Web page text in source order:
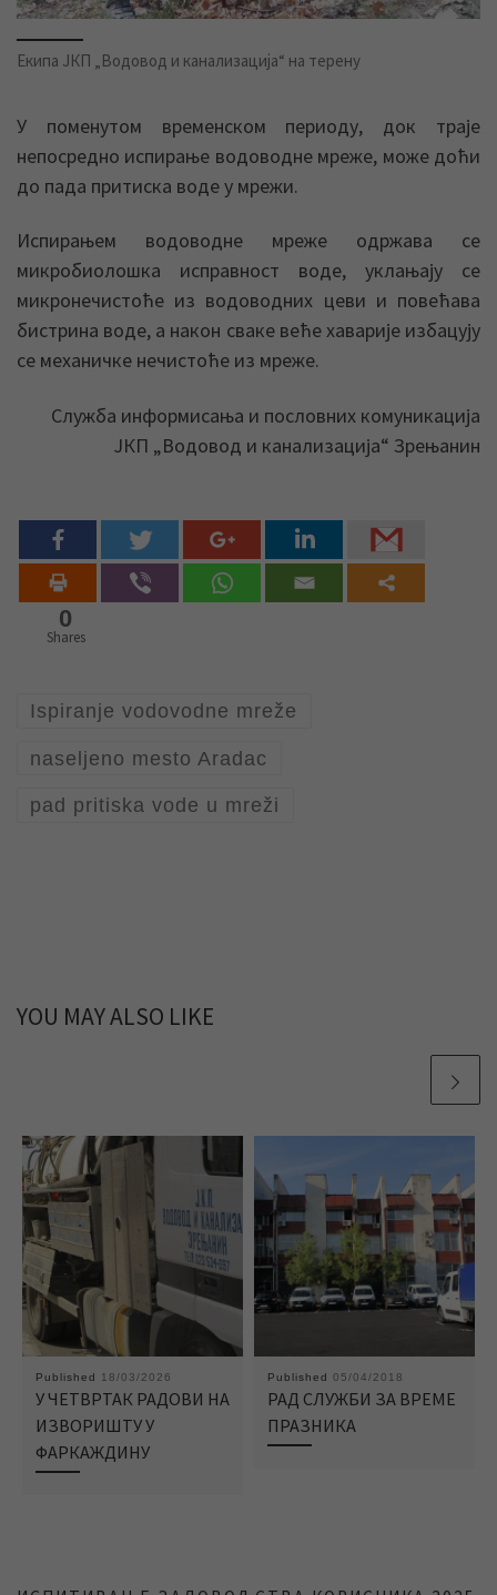
Екипа ЈКП „Водовод и канализација“ на терену
У поменутом временском периоду, док траје
непосредно испирање водоводне мреже, може доћи
до пада притиска воде у мрежи.
Испирањем водоводне мреже одржава се
микробиолошка исправност воде, уклањају се
микронечистоће из водоводних цеви и повећава
бистрина воде, а након сваке веће хаварије избацују
се механичке нечистоће из мреже.
Служба информисања и пословних комуникација
ЈКП „Водовод и канализација“ Зрењанин
0
Shares
Ispiranje vodovodne mreže
naseljeno mesto Aradac
pad pritiska vode u mreži
YOU MAY ALSO LIKE
Published 18/03/2026
У ЧЕТВРТАК РАДОВИ НА
ИЗВОРИШТУ У
ФАРКАЖДИНУ
Published 05/04/2018
РАД СЛУЖБИ ЗА ВРЕМЕ
ПРАЗНИКА